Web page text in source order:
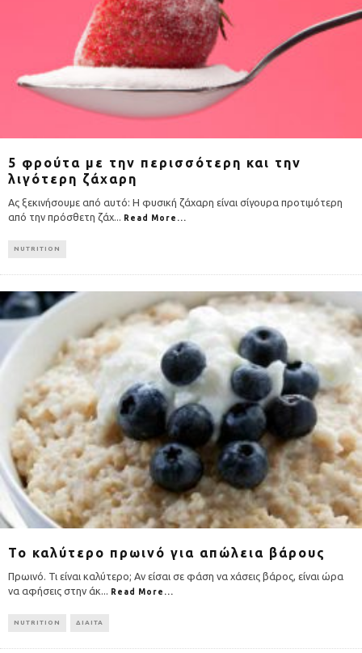
5 φρούτα με την περισσότερη και την
λιγότερη ζάχαρη
Ας ξεκινήσουμε από αυτό: Η φυσική ζάχαρη είναι σίγουρα προτιμότερη
από την πρόσθετη ζάχ... Read More...
NUTRITION
Το καλύτερο πρωινό για απώλεια βάρους
Πρωινό. Τι είναι καλύτερο; Αν είσαι σε φάση να χάσεις βάρος, είναι ώρα
να αφήσεις στην άκ... Read More...
NUTRITION ΔΙΑΙΤΑ